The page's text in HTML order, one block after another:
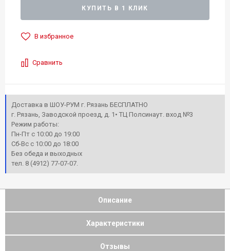
КУПИТЬ В 1 КЛИК
В избранное
Сравнить
Доставка в ШОУ-РУМ г. Рязань БЕСПЛАТНО
г. Рязань, Заводской проезд, д. 1• ТЦ Полсинаут. вход №3
Режим работы:
Пн-Пт с 10:00 до 19:00
Сб-Вс с 10:00 до 18:00
Без обеда и выходных
тел. 8 (4912) 77-07-07.
Описание
Характеристики
Отзывы